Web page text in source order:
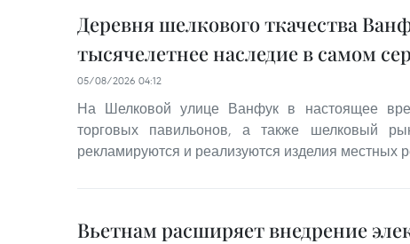
Деревня шелкового ткачества
тысячелетнее наследие в самом
05/08/2026 04:12
На Шелковой улице Ванфук в настоящее
торговых павильонов, а также шелковый
рекламируются и реализуются изделия местных
Вьетнам расширяет внедрение